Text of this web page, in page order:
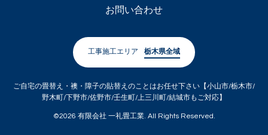
お問い合わせ
工事施工エリア 栃木県全域
ご自宅の畳替え・襖・障子の貼替えのことはお任せ下さい【小山市/栃木市/
野木町/下野市/佐野市/壬生町/上三川町/結城市もご対応】
©2026 有限会社 一礼畳工業. All Rights Reserved.